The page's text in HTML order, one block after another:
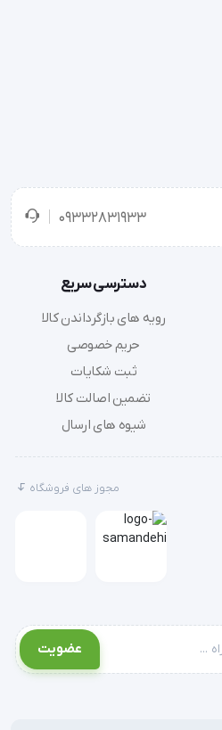
09332831933
دسترسی سریع
رویه های بازگرداندن کالا
حریم خصوصی
ثبت شکایات
تضمین اصالت کالا
شیوه های ارسال
مجوز های فروشگاه
عضویت